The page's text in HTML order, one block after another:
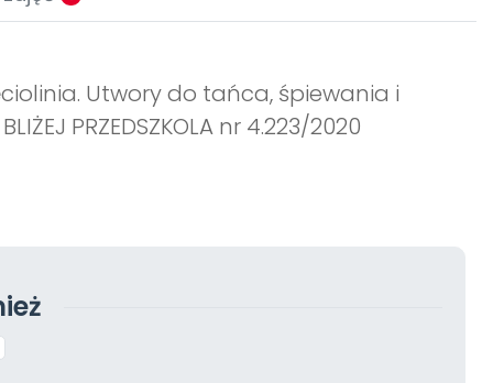
Utwory do tańca, śpiewania i
PRZEDSZKOLA nr 4.223/2020